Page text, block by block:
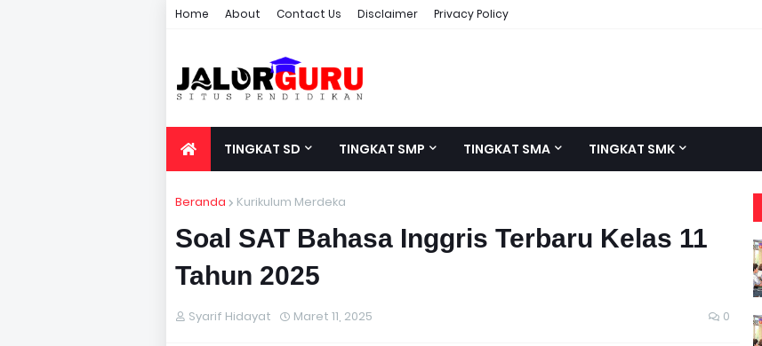
Home About Contact Us Disclaimer Privacy Policy
TINGKAT SD TINGKAT SMP TINGKAT SMA TINGKAT SMK
Beranda Kurikulum Merdeka
Soal SAT Bahasa Inggris Terbaru Kelas 11
Tahun 2025
Syarif Hidayat Maret 11, 2025 0